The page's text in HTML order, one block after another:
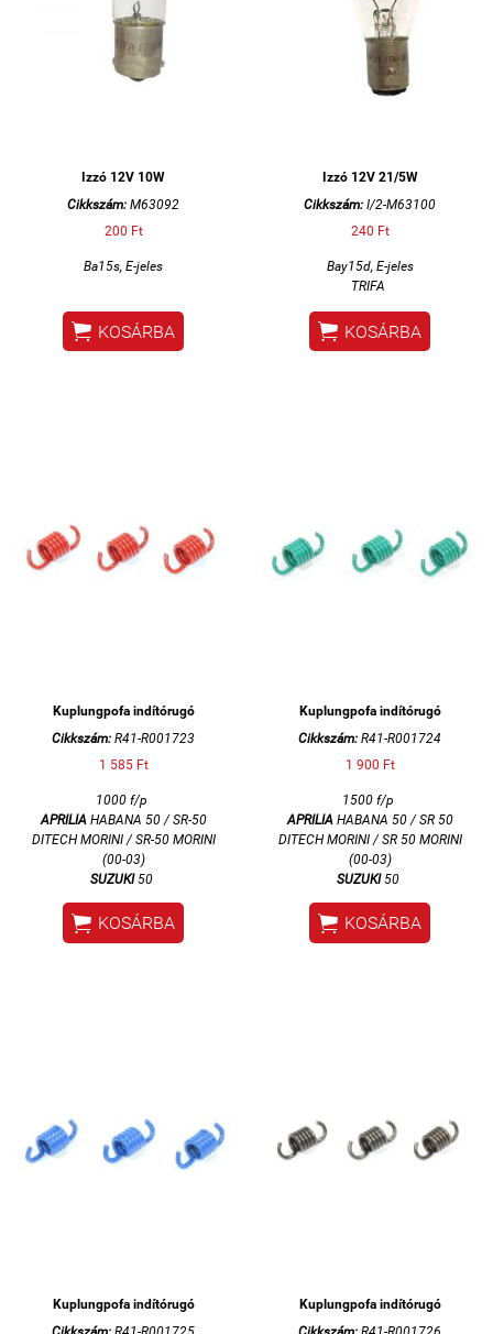
Izzó 12V 10W
Cikkszám: M63092
200 Ft
Ba15s, E-jeles
 KOSÁRBA
Izzó 12V 21/5W
Cikkszám: I/2-M63100
240 Ft
Bay15d, E-jeles
TRIFA
 KOSÁRBA
Kuplungpofa indítórugó
Cikkszám: R41-R001723
1 585 Ft
1000 f/p
APRILIA HABANA 50 / SR-50
DITECH MORINI / SR-50 MORINI
(00-03)
SUZUKI50
 KOSÁRBA
Kuplungpofa indítórugó
Cikkszám: R41-R001724
1 900 Ft
1500 f/p
APRILIA HABANA 50 / SR 50
DITECH MORINI / SR 50 MORINI
(00-03)
SUZUKI50
 KOSÁRBA
Kuplungpofa indítórugó
Kuplungpofa indítórugó